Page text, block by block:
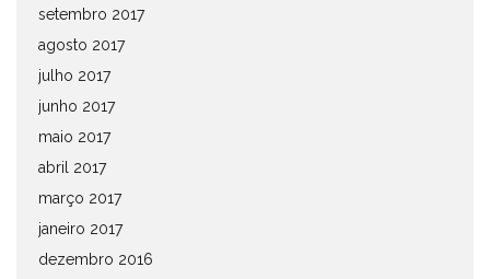
setembro 2017
agosto 2017
julho 2017
junho 2017
maio 2017
abril 2017
março 2017
janeiro 2017
dezembro 2016